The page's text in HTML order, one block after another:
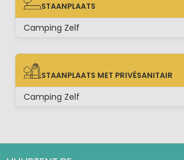
STAANPLAATS
STAANPLAATS
Camping Zelf
STAANPLAATS MET PRIVÉSANITAIR
STAANPLAATS MET PRIVÉSANITAIR
Camping Zelf